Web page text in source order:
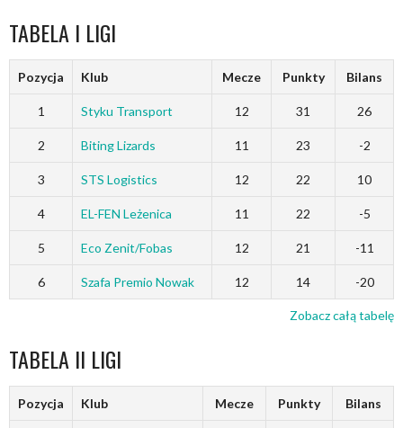
TABELA I LIGI
Pozycja Klub Mecze Punkty Bilans
1 Styku Transport 12 31 26
2 Biting Lizards 11 23 -2
3 STS Logistics 12 22 10
4 EL-FEN Leżenica 11 22 -5
5 Eco Zenit/Fobas 12 21 -11
6 Szafa Premio Nowak 12 14 -20
Zobacz całą tabelę
TABELA II LIGI
Pozycja Klub Mecze Punkty Bilans